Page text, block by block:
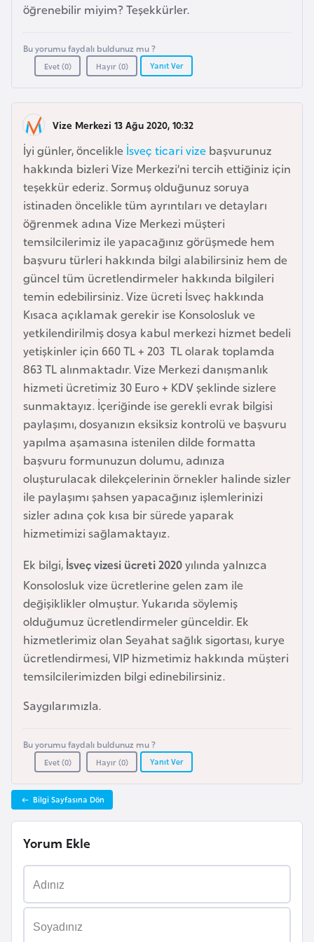
öğrenebilir miyim? Teşekkürler.
Bu yorumu faydalı buldunuz mu ?
Evet (0) Hayır (0) Yanıt Ver
Vize Merkezi 13 Ağu 2020, 10:32
İyi günler, öncelikle İsveç ticari vize başvurunuz
hakkında bizleri Vize Merkezi’ni tercih ettiğiniz için
teşekkür ederiz. Sormuş olduğunuz soruya
istinaden öncelikle tüm ayrıntıları ve detayları
öğrenmek adına Vize Merkezi müşteri
temsilcilerimiz ile yapacağınız görüşmede hem
başvuru türleri hakkında bilgi alabilirsiniz hem de
güncel tüm ücretlendirmeler hakkında bilgileri
temin edebilirsiniz. Vize ücreti İsveç hakkında
Kısaca açıklamak gerekir ise Konsolosluk ve
yetkilendirilmiş dosya kabul merkezi hizmet bedeli
yetişkinler için 660 TL + 203 TL olarak toplamda
863 TL alınmaktadır. Vize Merkezi danışmanlık
hizmeti ücretimiz 30 Euro + KDV şeklinde sizlere
sunmaktayız. İçeriğinde ise gerekli evrak bilgisi
paylaşımı, dosyanızın eksiksiz kontrolü ve başvuru
yapılma aşamasına istenilen dilde formatta
başvuru formunuzun dolumu, adınıza
oluşturulacak dilekçelerinin örnekler halinde sizler
ile paylaşımı şahsen yapacağınız işlemlerinizi
sizler adına çok kısa bir sürede yaparak
hizmetimizi sağlamaktayız.
Ek bilgi, İsveç vizesi ücreti 2020yılında yalnızca
Konsolosluk vize ücretlerine gelen zam ile
değişiklikler olmuştur. Yukarıda söylemiş
olduğumuz ücretlendirmeler günceldir. Ek
hizmetlerimiz olan Seyahat sağlık sigortası, kurye
ücretlendirmesi, VIP hizmetimiz hakkında müşteri
temsilcilerimizden bilgi edinebilirsiniz.
Saygılarımızla.
Bu yorumu faydalı buldunuz mu ?
Evet (0) Hayır (0) Yanıt Ver
Bilgi Sayfasına Dön
Yorum Ekle
l
g
a
s
t
a
n
B
u
r
k
i
n
a
F
a
s
o
Ç
a
d
Ç
e
k
u
m
h
u
r
i
y
e
e
z
y
i